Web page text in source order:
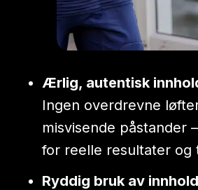
Ærlig, autentisk
Ingen overdrevne
misvisende påstander
for reelle resultater og
Ryddig bruk av